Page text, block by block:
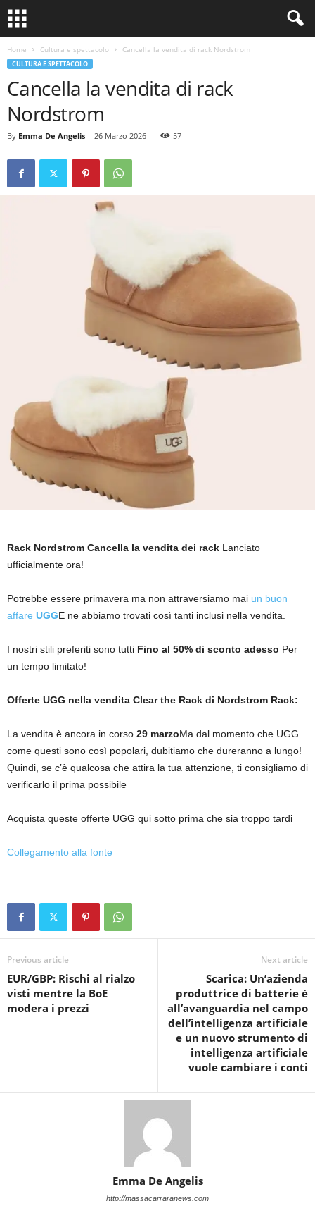
Home Cultura e spettacolo Cancella la vendita di rack Nordstrom
CULTURA E SPETTACOLO
Cancella la vendita di rack
Nordstrom
By Emma De Angelis - 26 Marzo 2026 57
Rack Nordstrom Cancella la vendita dei rack Lanciato
ufficialmente ora!
Potrebbe essere primavera ma non attraversiamo mai un buon
affare UGGE ne abbiamo trovati così tanti inclusi nella vendita.
I nostri stili preferiti sono tutti Fino al 50% di sconto adesso Per
un tempo limitato!
Offerte UGG nella vendita Clear the Rack di Nordstrom Rack:
La vendita è ancora in corso 29 marzoMa dal momento che UGG
come questi sono così popolari, dubitiamo che dureranno a lungo!
Quindi, se c’è qualcosa che attira la tua attenzione, ti consigliamo di
verificarlo il prima possibile
Acquista queste offerte UGG qui sotto prima che sia troppo tardi
Collegamento alla fonte
Previous article
EUR/GBP: Rischi al rialzo
visti mentre la BoE
modera i prezzi
Next article
Scarica: Un’azienda
produttrice di batterie è
all’avanguardia nel campo
dell’intelligenza artificiale
e un nuovo strumento di
intelligenza artificiale
vuole cambiare i conti
Emma De Angelis
http://massacarraranews.com